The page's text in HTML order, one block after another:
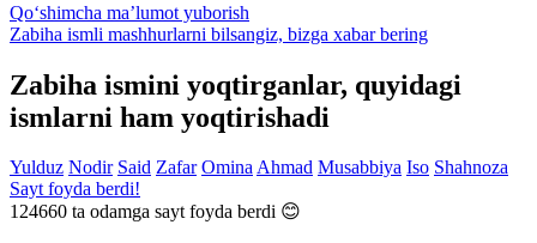
Qo‘shimcha ma’lumot yuborish
Zabiha ismli mashhurlarni bilsangiz, bizga xabar bering
Zabiha ismini yoqtirganlar, quyidagi
ismlarni ham yoqtirishadi
Yulduz Nodir Said Zafar OminaAhmad Musabbiya Iso Shahnoza
Sayt foyda berdi!
124660 ta odamga sayt foyda berdi 😊